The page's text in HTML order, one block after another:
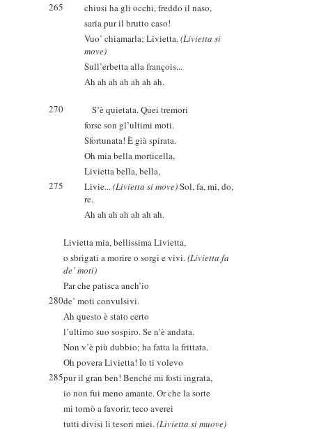
265
chiusi ha gli occhi, freddo il naso,
saria pur il brutto caso!
Vuo’ chiamarla; Livietta.(Livietta si
move)
Sull’erbetta alla françois...
Ah ah ah ah ah ah ah.
270
S’è quietata. Quei tremori
forse son gl’ultimi moti.
Sfortunata! È già spirata.
Oh mia bella morticella,
Livietta bella, bella,
275
Livie...(Livietta si move)Sol, fa, mi, do,
re.
Ah ah ah ah ah ah ah.
Livietta mia, bellissima Livietta,
o sbrigati a morire o sorgi e vivi.(Livietta fa
de’ moti)
Par che patisca anch’io
280de’ moti convulsivi.
Ah questo è stato certo
l’ultimo suo sospiro. Se n’è andata.
Non v’è più dubbio; ha fatta la frittata.
Oh povera Livietta! Io ti volevo
285pur il gran ben! Benché mi fosti ingrata,
io non fui meno amante. Or che la sorte
mi tornò a favorir, teco averei
tutti divisi li tesori miei.(Livietta si muove)